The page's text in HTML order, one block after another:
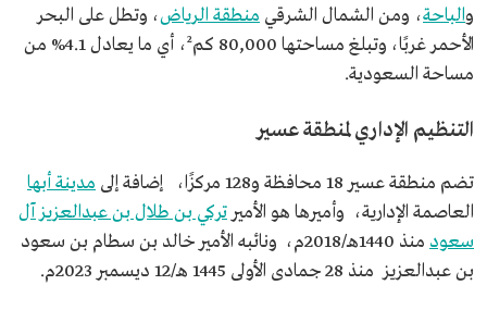
والباحة، ومن الشمال الشرقي منطقة الرياض، وتطل على البحر
الأحمر غربًا، وتبلغ مساحتها 80,000 كم²، أي ما يعادل 4.1% من
مساحة السعودية.
التنظيم الإداري لمنطقة عسير
تضم منطقة عسير 18 محافظة و128 مركزًا، إضافة إلى
مدينة أبها
العاصمة الإدارية، وأميرها هو الأمير تركي بن طلال بن عبدالعزيز آل
سعود
منذ 1440هـ/2018م، ونائبه الأمير خالد بن سطام بن سعود
بن عبدالعزيز منذ 28 جمادى الأولى 1445 هـ/12 ديسمبر 2023م.